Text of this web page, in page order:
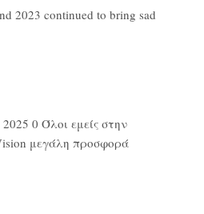
2023 continued to bring sad
0 Όλοι εμείς στην
μεγάλη προσφορά